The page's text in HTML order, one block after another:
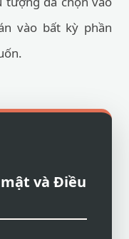
vào bất kỳ phần
và Điều